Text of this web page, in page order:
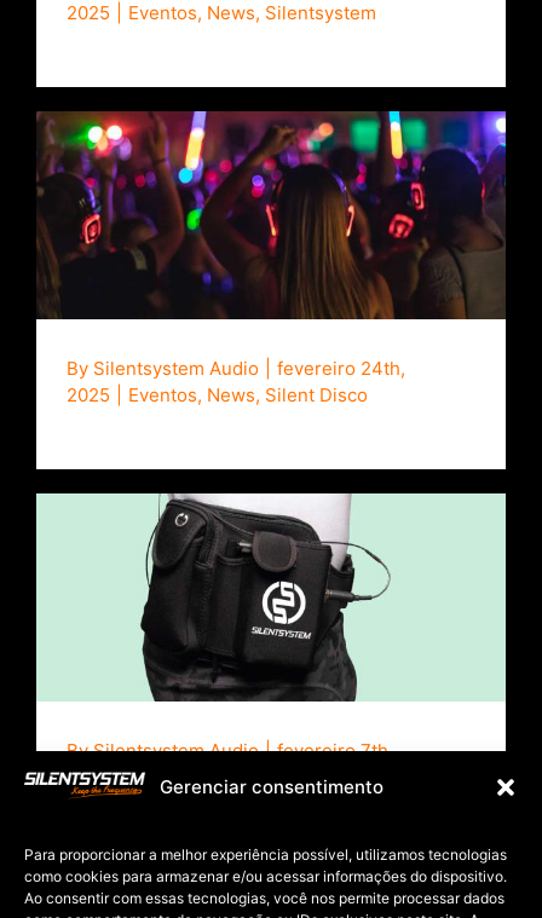
Gerenciar consentimento
Para proporcionar a melhor experiência possível, utilizamos tecnologias
como cookies para armazenar e/ou acessar informações do dispositivo.
Ao consentir com essas tecnologias, você nos permite processar dados
2025
Eventos, News, Silentsystem
O que é Silent Disco?
By Silentsystem Audio
fevereiro 24th,
2025
Eventos, News, Silent Disco
Tactical Belt – Silentsystem T-Belt
BySilentsystem Audio | fevereiro 7th,
2025 | Acessórios ,News , Silentsystem